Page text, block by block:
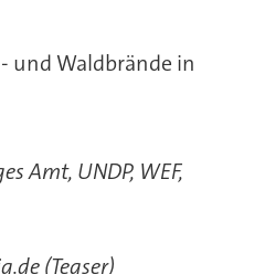
und Waldbrände in
Amt, UNDP, WEF,
(Teaser)